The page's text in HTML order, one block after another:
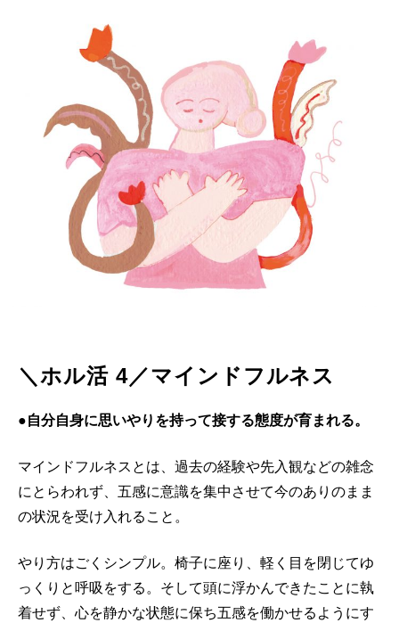
＼ホル活 4／マインドフルネス
●自分自身に思いやりを持って接する態度が育まれる。
マインドフルネスとは、過去の経験や先入観などの雑念
にとらわれず、五感に意識を集中させて今のありのまま
の状況を受け入れること。
やり方はごくシンプル。椅子に座り、軽く目を閉じてゆ
っくりと呼吸をする。そして頭に浮かんできたことに執
着せず、心を静かな状態に保ち五感を働かせるようにす